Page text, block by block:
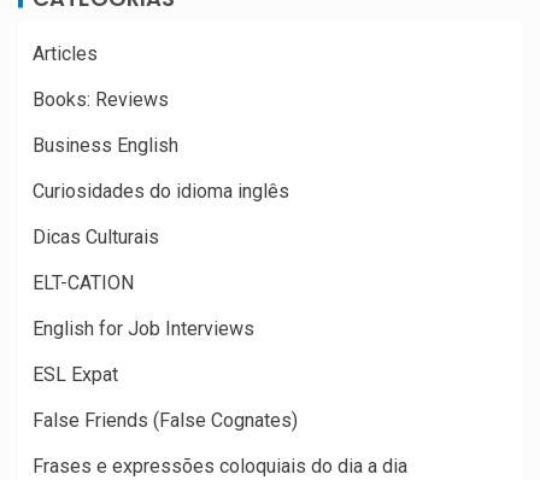
Articles
Books: Reviews
Business English
Curiosidades do idioma inglês
Dicas Culturais
ELT-CATION
English for Job Interviews
ESL Expat
False Friends (False Cognates)
Frases e expressões coloquiais do dia a dia